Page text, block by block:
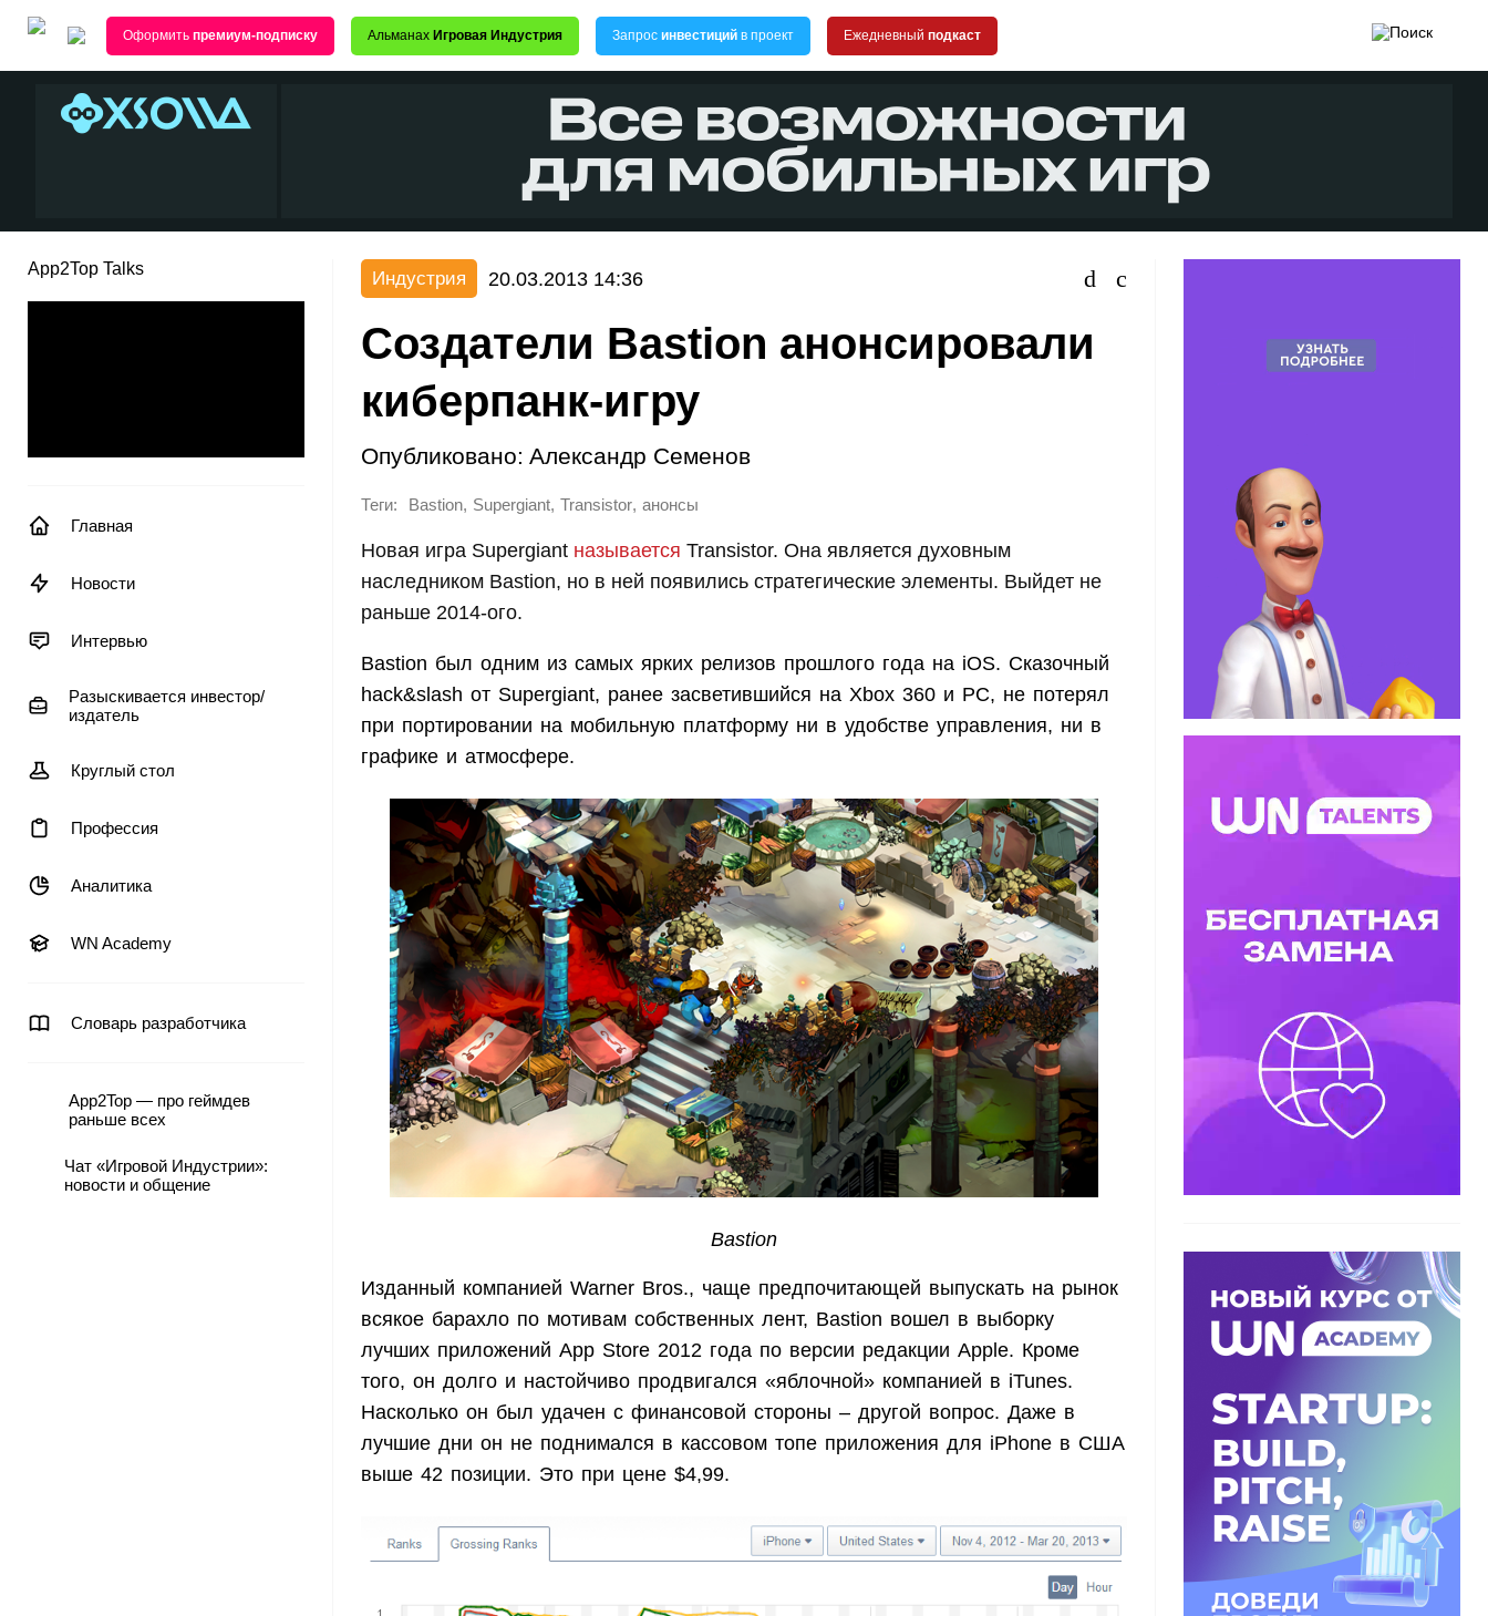
Оформить премиум-подписку Альманах Игровая Индустрия Запрос инвестиций в проект Ежедневный подкаст
App2Top Talks
Главная
Новости
Интервью
Разыскивается инвестор/
издатель
Круглый стол
Профессия
Аналитика
WN Academy
Словарь разработчика
App2Top — про геймдев
раньше всех
Чат «Игровой Индустрии»:
новости и общение
Индустрия 20.03.2013 14:36
Создатели Bastion анонсировали
киберпанк-игру
Опубликовано: Александр Семенов
Теги: Bastion, Supergiant, Transistor, анонсы
Новая игра Supergiant называется Transistor. Она является духовным
наследником Bastion, но в ней появились стратегические элементы. Выйдет не
раньше 2014-ого.
Bastion был одним из самых ярких релизов прошлого года на iOS. Сказочный
hack&slash от Supergiant, ранее засветившийся на Xbox 360 и PC, не потерял
при портировании на мобильную платформу ни в удобстве управления, ни в
графике и атмосфере.
Bastion
Изданный компанией Warner Bros., чаще предпочитающей выпускать на рынок
всякое барахло по мотивам собственных лент, Bastion вошел в выборку
лучших приложений App Store 2012 года по версии редакции Apple. Кроме
того, он долго и настойчиво продвигался «яблочной» компанией в iTunes.
Насколько он был удачен с финансовой стороны – другой вопрос. Даже в
лучшие дни он не поднимался в кассовом топе приложения для iPhone в США
выше 42 позиции. Это при цене $4,99.